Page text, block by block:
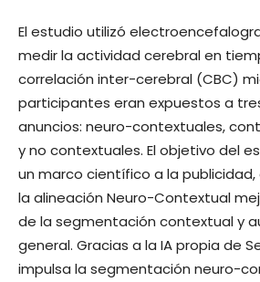
El estudio utilizó
medir la actividad cerebral en
correlación inter-cerebral (CBC)
participantes eran expuestos a
anuncios: neuro-contextuales,
y no contextuales. El objetivo del
un marco científico a la
la alineación Neuro-Contextual
de la segmentación contextual y
general. Gracias a la IA propia de
impulsa la segmentación neuro-